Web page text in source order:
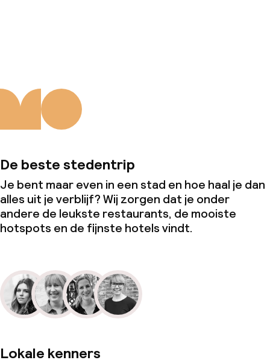
De beste stedentrip
Je bent maar even in een stad en hoe haal je dan
alles uit je verblijf? Wij zorgen dat je onder
andere de leukste restaurants, de mooiste
hotspots en de fijnste hotels vindt.
Lokale kenners